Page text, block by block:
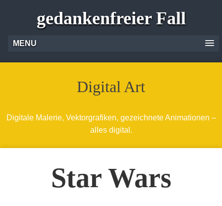
gedankenfreier Fall
MENU
Digital Art
Digitale Malerie, Vektorgrafiken, gezeichnete Animationen –
alles digital.
Star Wars